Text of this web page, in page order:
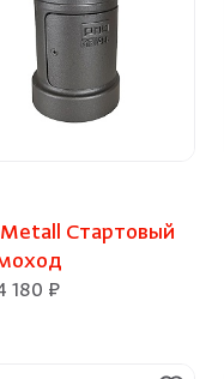
Стартовый
180 ₽